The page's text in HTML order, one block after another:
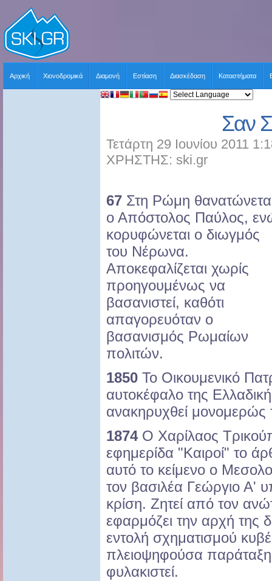
Αρχική Χιονοδρομικά Διαμονή Εστίαση Διασκέδαση Καταστήματα
Σαν
Τετάρτη 29 Ιουνίου 2011
ΧΡΗΣΤΗΣ: ski.gr
67 Στη Ρώμη
ο Απόστολος Παύλος,
κορυφώνεται ο διωγμός
του Νέρωνα.
Αποκεφαλίζεται χωρίς
προηγουμένως να
βασανιστεί, καθότι
απαγορευόταν ο
βασανισμός Ρωμαίων
πολιτών.
1850 Το Οικουμενικό
αυτοκέφαλο της
ανακηρυχθεί μονομερώς
1874 Ο Χαρίλαος
εφημερίδα "Καιροί" το
αυτό το κείμενο ο
τον βασιλέα Γεώργιο Α'
κρίση. Ζητεί από τον
εφαρμόζει την αρχή της
εντολή σχηματισμού
πλειοψηφούσα
φυλακιστεί.